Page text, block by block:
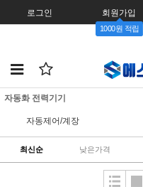
로그인 회원가입
1000원 적립
자동화 전력기기
자동제어/계장
최신순 낮은가격